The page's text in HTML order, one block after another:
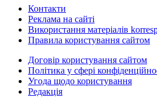
Контакти
Реклама на сайті
Використання матеріалів
Правила користування сайтом
Договір користування сайтом
Політика у сфері
Угода щодо користування
Редакція